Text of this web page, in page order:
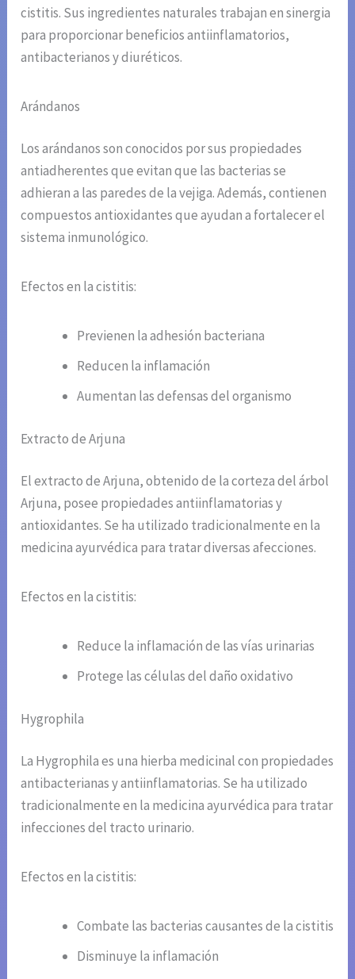
cistitis. Sus ingredientes naturales trabajan en sinergia
para proporcionar beneficios antiinflamatorios,
antibacterianos y diuréticos.
Arándanos
Los arándanos son conocidos por sus propiedades
antiadherentes que evitan que las bacterias se
adhieran a las paredes de la vejiga. Además, contienen
compuestos antioxidantes que ayudan a fortalecer el
sistema inmunológico.
Efectos en la cistitis:
Previenen la adhesión bacteriana
Reducen la inflamación
Aumentan las defensas del organismo
Extracto de Arjuna
El extracto de Arjuna, obtenido de la corteza del árbol
Arjuna, posee propiedades antiinflamatorias y
antioxidantes. Se ha utilizado tradicionalmente en la
medicina ayurvédica para tratar diversas afecciones.
Efectos en la cistitis:
Reduce la inflamación de las vías urinarias
Protege las células del daño oxidativo
Hygrophila
La Hygrophila es una hierba medicinal con propiedades
antibacterianas y antiinflamatorias. Se ha utilizado
tradicionalmente en la medicina ayurvédica para tratar
infecciones del tracto urinario.
Efectos en la cistitis:
Combate las bacterias causantes de la cistitis
Disminuye la inflamación